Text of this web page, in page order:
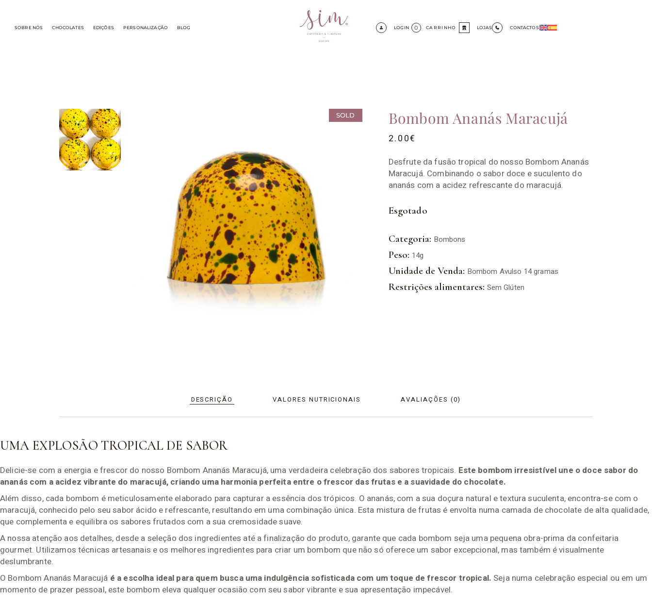
SOBRE NÓS CHOCOLATES EDIÇÕES PERSONALIZAÇÃO BLOG LOGIN CARRINHO
0 LOJAS CONTACTOS
SOLD Bombom Ananás Maracujá
2.00€
Desfrute da fusão tropical do nosso Bombom Ananás
Maracujá. Combinando o sabor doce e suculento do
ananás com a acidez refrescante do maracujá.
Esgotado
Categoria: Bombons
Peso: 14g
Unidade de Venda: Bombom Avulso 14 gramas
Restrições alimentares: Sem Glúten
DESCRIÇÃO VALORES NUTRICIONAIS AVALIAÇÕES (0)
UMA EXPLOSÃO TROPICAL DE SABOR
Delicie-se com a energia e frescor do nosso Bombom Ananás Maracujá, uma verdadeira celebração dos sabores tropicais. Este bombom irresistível une o doce sabor do
ananás com a acidez vibrante do maracujá, criando uma harmonia perfeita entre o frescor das frutas e a suavidade do chocolate.
Além disso, cada bombom é meticulosamente elaborado para capturar a essência dos trópicos. O ananás, com a sua doçura natural e textura suculenta, encontra-se com o
maracujá, conhecido pelo seu sabor ácido e refrescante, resultando em uma combinação única. Esta mistura de frutas é envolta numa camada de chocolate de alta qualidade,
que complementa e equilibra os sabores frutados com a sua cremosidade suave.
A nossa atenção aos detalhes, desde a seleção dos ingredientes até a finalização do produto, garante que cada bombom seja uma pequena obra-prima da confeitaria
gourmet. Utilizamos técnicas artesanais e os melhores ingredientes para criar um bombom que não só oferece um sabor excepcional, mas também é visualmente
deslumbrante.
O Bombom Ananás Maracujá é a escolha ideal para quem busca uma indulgência sofisticada com um toque de frescor tropical. Seja numa celebração especial ou em um
momento de prazer pessoal, este bombom eleva qualquer ocasião com seu sabor vibrante e sua apresentação impecável.